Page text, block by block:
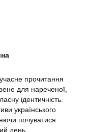
прочитання
для нареченої,
ідентичність.
українського
почуватися
день.